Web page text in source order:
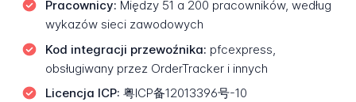
Pracownicy: Między 51 a 200 pracowników, według
wykazów sieci zawodowych
Kod integracji przewoźnika: pfcexpress,
obsługiwany przez OrderTracker i innych
Licencja ICP: 粤ICP备12013396号-10